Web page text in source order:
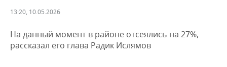
ДЕКЛАРАЦИИ О ДОХОДАХ
КОРОЛИ ГОСЗАКАЗА ПФО
НОВОСТИ ЭКОНОМИКИ
ФИНАНСЫ
ПРОМЫШЛЕННОСТЬ
НОВОСТИ
ПРОМЫШЛЕННОСТИ
НЕДВИЖИМОСТЬ
13:20, 10.05.2026
На данный момент в районе отсеялись на 27%,
рассказал его глава Радик Ислямов